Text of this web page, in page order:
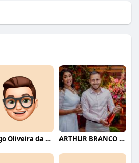
Diego Oliveira da Motta ARTHUR BRANCO FERNANDES